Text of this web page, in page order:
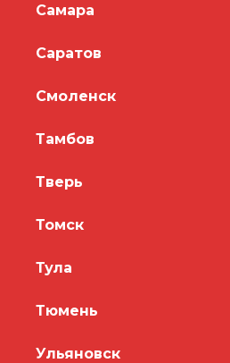
Самара
Саратов
Смоленск
Тамбов
Тверь
Томск
Тула
Тюмень
Ульяновск